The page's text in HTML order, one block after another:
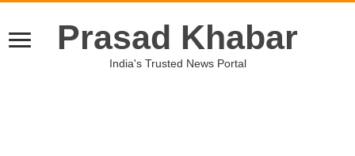
Prasad Khabar
India's Trusted News Portal